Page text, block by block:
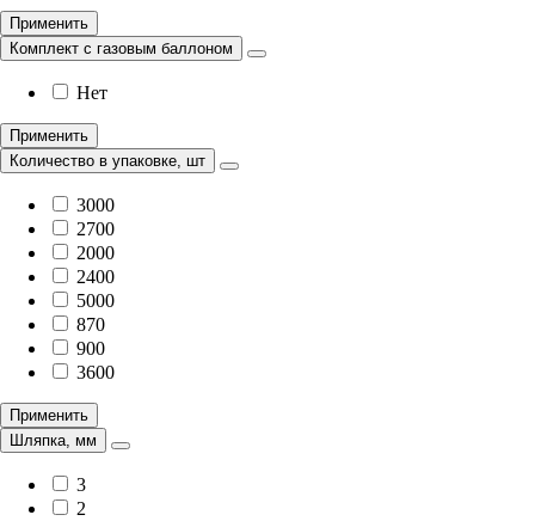
Применить
Комплект с газовым баллоном
Нет
Применить
Количество в упаковке, шт
3000
2700
2000
2400
5000
870
900
3600
Применить
Шляпка, мм
3
2